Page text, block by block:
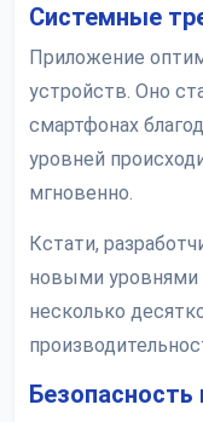
Системные
Приложение
устройств. Оно
смартфонах
уровней
мгновенно.
Кстати,
новыми уровнями
несколько
Безопасность